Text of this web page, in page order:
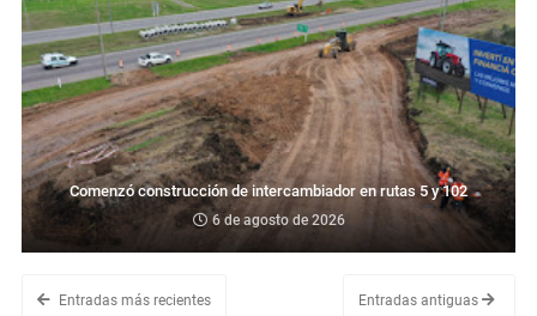
Comenzó construcción de intercambiador en rutas 5 y 102
6 de agosto de 2026
Entradas más recientes Entradas antiguas